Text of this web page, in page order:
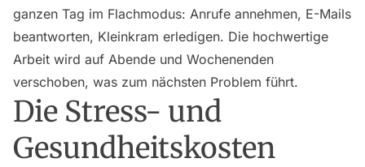
ganzen Tag im Flachmodus: Anrufe annehmen, E-Mails
beantworten, Kleinkram erledigen. Die hochwertige
Arbeit wird auf Abende und Wochenenden
verschoben, was zum nächsten Problem führt.
Die Stress- und
Gesundheitskosten